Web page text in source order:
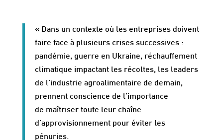
« Dans un contexte où les entreprises doivent
faire face à plusieurs crises successives :
pandémie, guerre en Ukraine, réchauffement
climatique impactant les récoltes, les leaders
de l’industrie agroalimentaire de demain,
prennent conscience de l’importance
de maîtriser toute leur chaîne
d’approvisionnement pour éviter les
pénuries.